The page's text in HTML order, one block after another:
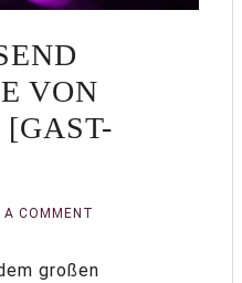
VON
A COMMENT
großen